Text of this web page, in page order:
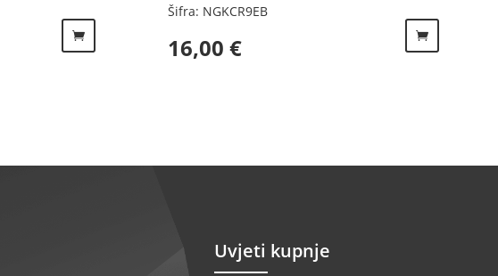
Šifra: NGKCR9EB
16,00 €
Uvjeti kupnje